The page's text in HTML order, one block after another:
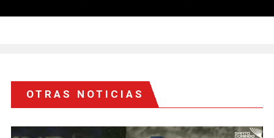
OTRAS NOTICIAS